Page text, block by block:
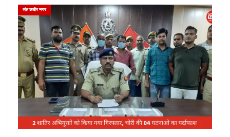
संत कबीर नगर